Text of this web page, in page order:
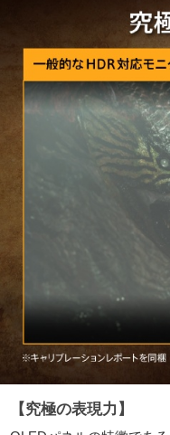
【究極の表現力】